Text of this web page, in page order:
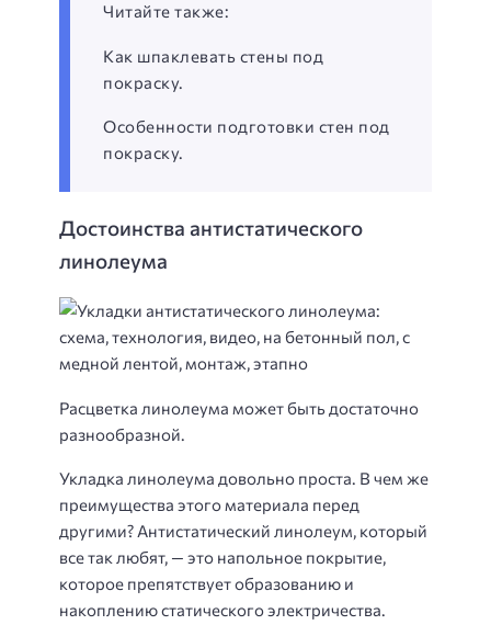
Читайте также:
Как шпаклевать стены под
покраску.
Особенности подготовки стен под
покраску.
Достоинства антистатического
линолеума
Расцветка линолеума может быть достаточно
разнообразной.
Укладка линолеума довольно проста. В чем же
преимущества этого материала перед
другими? Антистатический линолеум, который
все так любят, — это напольное покрытие,
которое препятствует образованию и
накоплению статического электричества.